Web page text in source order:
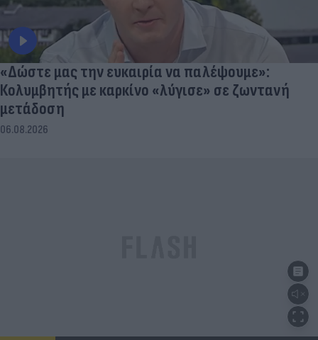
«Δώστε μας την ευκαιρία να παλέψουμε»:
Κολυμβητής με καρκίνο «λύγισε» σε ζωντανή
μετάδοση
06.08.2026